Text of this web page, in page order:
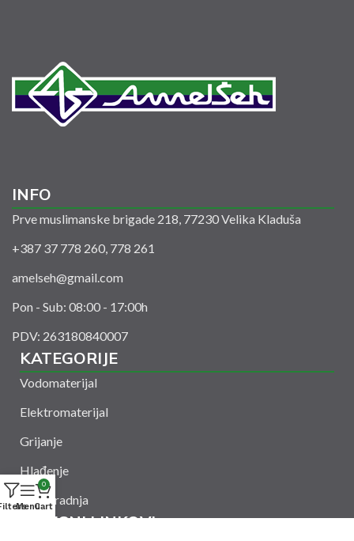
INFO
Prve muslimanske brigade 218, 77230 Velika Kladuša
+387 37 778 260, 778 261
amelseh@gmail.com
Pon - Sub: 08:00 - 17:00h
PDV: 263180840007
KATEGORIJE
Vodomaterijal
Elektromaterijal
Grijanje
Hlađenje
Suha gradnja
KORISNI LINKOVI
Menu
0
Cart